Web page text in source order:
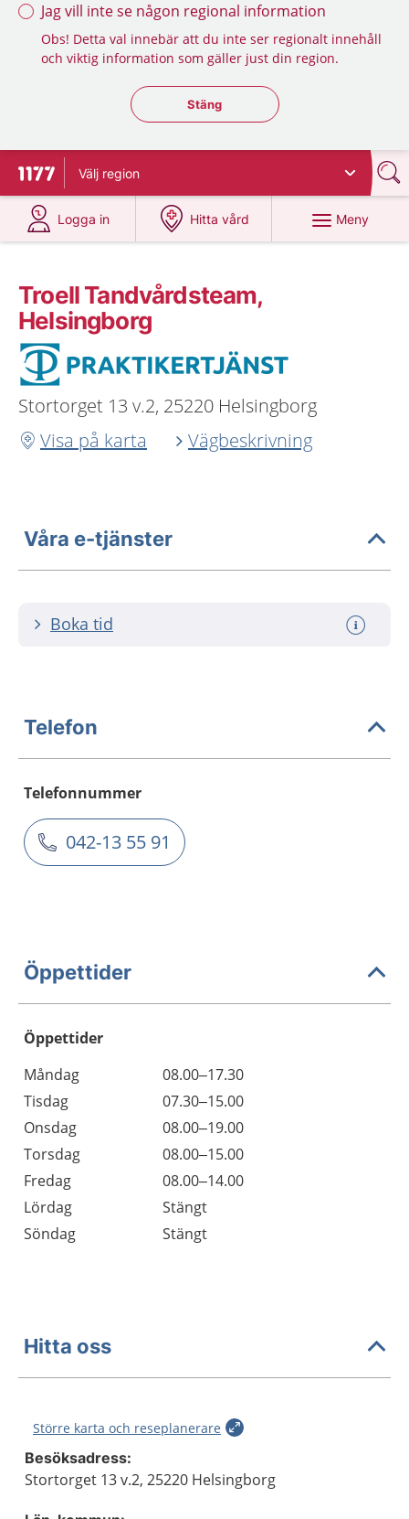
Jag vill inte se någon regional information
Obs! Detta val innebär att du inte ser regionalt innehåll
och viktig information som gäller just din region.
Stäng regionsväljaren
Stäng
Till startsidan för 1177
Välj region
Logga in
på 1177.se
Hitta vård
på 1177.se
Meny
Troell Tandvårdsteam,
Helsingborg
Stortorget 13 v.2, 25220 Helsingborg
Visa på karta
Vägbeskrivning
Våra e-tjänster
Boka tid
Telefon
Telefonnummer
042-13 55 91
Öppettider
Öppettider
Dag
Öppettider
Kommentarer
Måndag
08.00–17.30
Tisdag
07.30–15.00
Onsdag
08.00–19.00
Torsdag
08.00–15.00
Fredag
08.00–14.00
Lördag
Stängt
Söndag
Stängt
Hitta oss
Större karta och reseplanerare
Besöksadress:
Stortorget 13 v.2, 25220 Helsingborg